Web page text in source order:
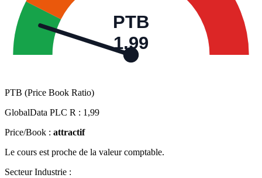
PTB
1,99
PTB (Price Book Ratio)
GlobalData PLC R : 1,99
Price/Book : attractif
Le cours est proche de la valeur comptable.
Secteur Industrie :